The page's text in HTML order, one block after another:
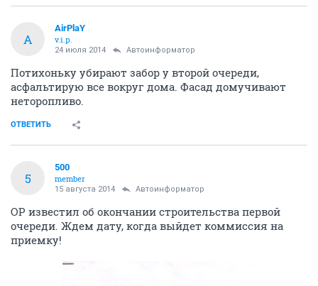
A
AirPlaY
v.i.p.
24 июля 2014 Автоинформатор
Потихоньку убирают забор у второй очереди,
асфальтирую все вокруг дома. Фасад домучивают
неторопливо.
ОТВЕТИТЬ
5
500
member
15 августа 2014 Автоинформатор
ОР известил об окончании строительства первой
очереди. Ждем дату, когда выйдет коммиссия на
приемку!